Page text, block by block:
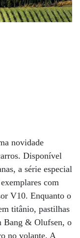
novidade
Disponível
a série especial
com
V10. Enquanto o
titânio, pastilhas
Bang & Olufsen, o
no volante. A